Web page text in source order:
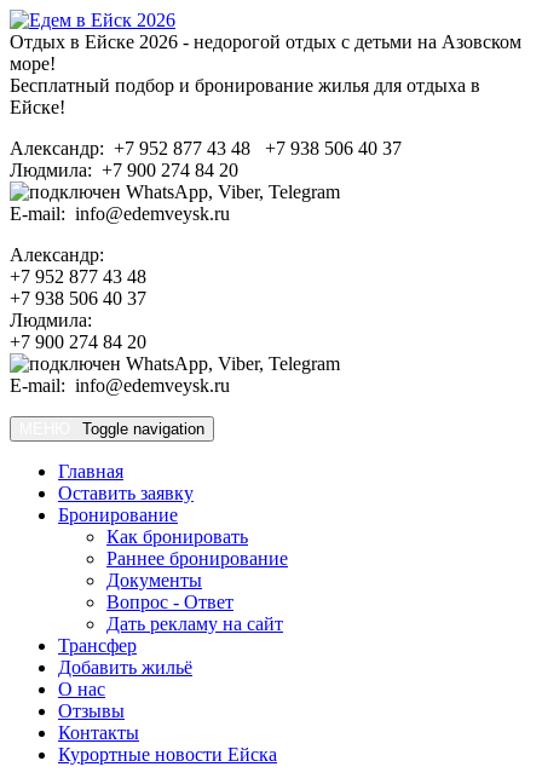
Отдых в Ейске 2026 - недорогой отдых с детьми на Азовском
море!
Бесплатный подбор и бронирование жилья для отдыха в
Ейске!
Александр: +7 952 877 43 48 +7 938 506 40 37
Людмила: +7 900 274 84 20
E-mail: info@edemveysk.ru
Александр:
+7 952 877 43 48
+7 938 506 40 37
Людмила:
+7 900 274 84 20
E-mail: info@edemveysk.ru
Toggle navigation
Главная
Оставить заявку
Бронирование
Как бронировать
Раннее бронирование
Документы
Вопрос - Ответ
Дать рекламу на сайт
Трансфер
Добавить жильё
О нас
Отзывы
Контакты
Курортные новости Ейска